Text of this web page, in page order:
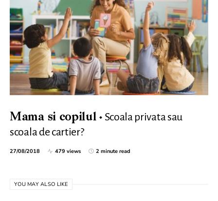
Mama si copilul
Scoala privata sau
scoala de cartier?
27/08/2018 479 views 2 minute read
YOU MAY ALSO LIKE